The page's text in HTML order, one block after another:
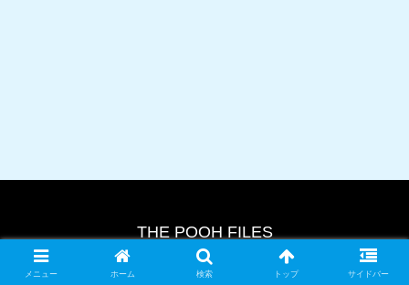
THE POOH FILES
© 2024 THE POOH FILES.
メニュー ホーム 検索 トップ サイドバー